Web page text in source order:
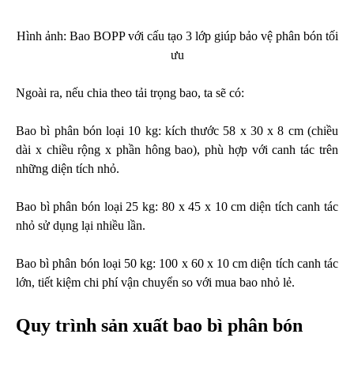
Hình ảnh: Bao BOPP với cấu tạo 3 lớp giúp bảo vệ phân bón tối
ưu
Ngoài ra, nếu chia theo tải trọng bao, ta sẽ có:
Bao bì phân bón loại 10 kg: kích thước 58 x 30 x 8 cm (chiều
dài x chiều rộng x phần hông bao), phù hợp với canh tác trên
những diện tích nhỏ.
Bao bì phân bón loại 25 kg: 80 x 45 x 10 cm diện tích canh tác
nhỏ sử dụng lại nhiều lần.
Bao bì phân bón loại 50 kg: 100 x 60 x 10 cm diện tích canh tác
lớn, tiết kiệm chi phí vận chuyển so với mua bao nhỏ lẻ.
Quy trình sản xuất bao bì phân bón